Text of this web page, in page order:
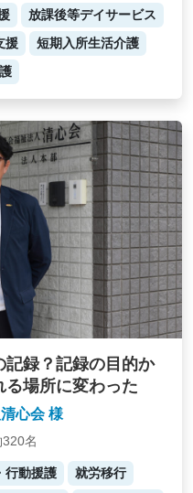
放課後等デイサービス
援
短期入所生活介護
記録？記録の目的か
る場所に変わった
心会 様
名
行動援護
就労移行